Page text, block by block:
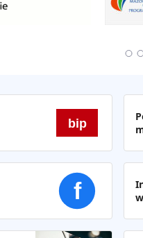
bip
f